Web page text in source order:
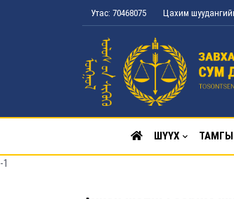
Утас: 70468075 Цахим
ШҮҮХ
-1